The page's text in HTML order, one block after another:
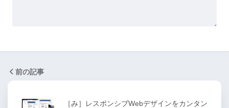
前の記事
［み］レスポンシブWebデザインをカンタン